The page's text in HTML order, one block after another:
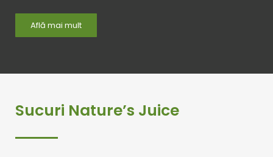
Află mai mult
Sucuri Nature’s Juice